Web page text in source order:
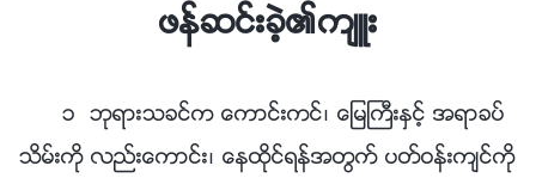
ဖန္ဆင္းခဲ့၏က်ဴး
၁ ဘုရားသခင္က ေကာင္းကင္၊ ေျမႀကီးႏွင့္ အရာခပ္
သိမ္းကို လည္းေကာင္း၊ ေနထိုင္ရန္အတြက္ ပတ္ဝန္းက်င္ကို